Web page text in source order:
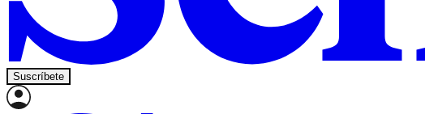
Suscríbete